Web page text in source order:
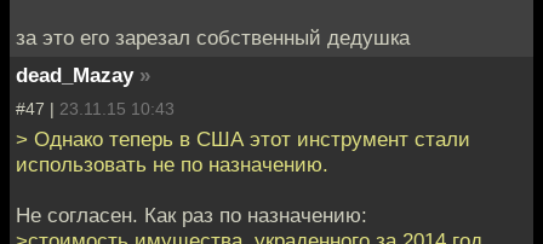
за это его зарезал собственный дедушка
dead_Mazay »
#47 | 23.11.15 10:43
> Однако теперь в США этот инструмент стали
использовать не по назначению.
Не согласен. Как раз по назначению: